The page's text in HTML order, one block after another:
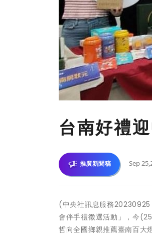
台南好禮
推廣新聞稿 Sep
(中央社訊息服務20230925
會伴手禮徵選活動」，今
哲向全國鄉親推薦臺南百大